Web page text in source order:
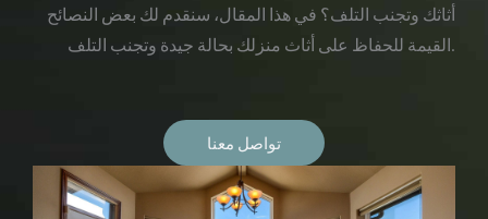
أثاثك وتجنب التلف؟ في هذا المقال، سنقدم لك بعض النصائح
القيمة للحفاظ على أثاث منزلك بحالة جيدة وتجنب التلف.
تواصل معنا